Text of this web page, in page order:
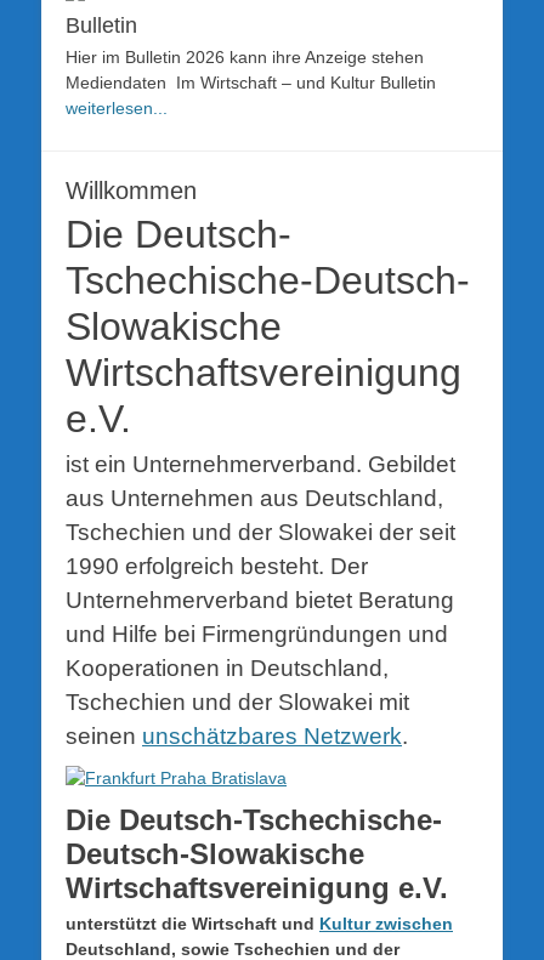
Bulletin
Hier im Bulletin 2026 kann ihre Anzeige stehen
Mediendaten Im Wirtschaft – und Kultur Bulletin
weiterlesen...
Willkommen
Die Deutsch-
Tschechische-Deutsch-
Slowakische
Wirtschaftsvereinigung
e.V.
ist ein Unternehmerverband. Gebildet
aus Unternehmen aus Deutschland,
Tschechien und der Slowakei der seit
1990 erfolgreich besteht. Der
Unternehmerverband bietet Beratung
und Hilfe bei Firmengründungen und
Kooperationen in Deutschland,
Tschechien und der Slowakei mit
seinen unschätzbares Netzwerk.
Die Deutsch-Tschechische-
Deutsch-Slowakische
Wirtschaftsvereinigung e.V.
unterstützt die Wirtschaft und Kultur zwischen
Deutschland, sowie Tschechien und der